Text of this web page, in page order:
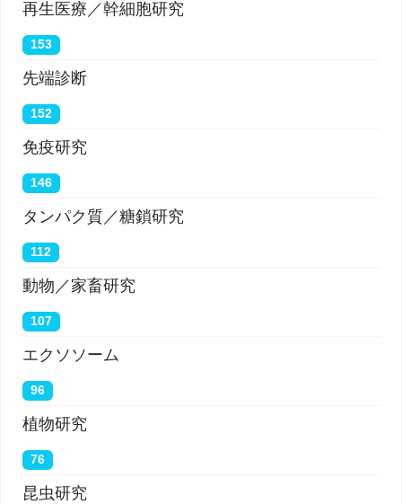
再生医療／幹細胞研究
153
先端診断
152
免疫研究
146
タンパク質／糖鎖研究
112
動物／家畜研究
107
エクソソーム
96
植物研究
76
昆虫研究